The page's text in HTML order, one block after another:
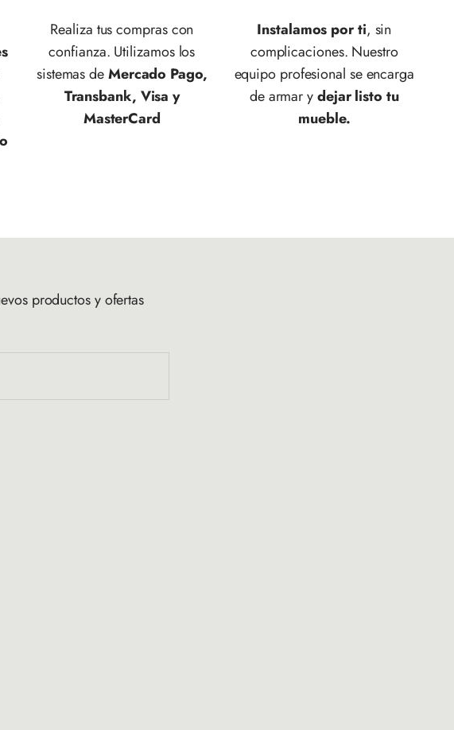
Realiza tus compras con
confianza. Utilizamos los
sistemas deMercado Pago,
Transbank, Visa y
MasterCard
Instalamos por ti, sin
complicaciones. Nuestro
equipo profesional se encarga
de armar ydejar listo tu
mueble.
productos y ofertas